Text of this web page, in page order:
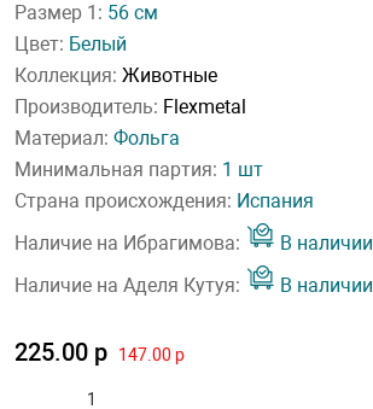
Размер 1: 56 см
Цвет: Белый
Коллекция: Животные
Производитель: Flexmetal
Материал: Фольга
Минимальная партия: 1 шт
Страна происхождения: Испания
Наличие на Ибрагимова:
В наличии
Наличие на Аделя Кутуя:
В наличии
225.00 р 147.00 р